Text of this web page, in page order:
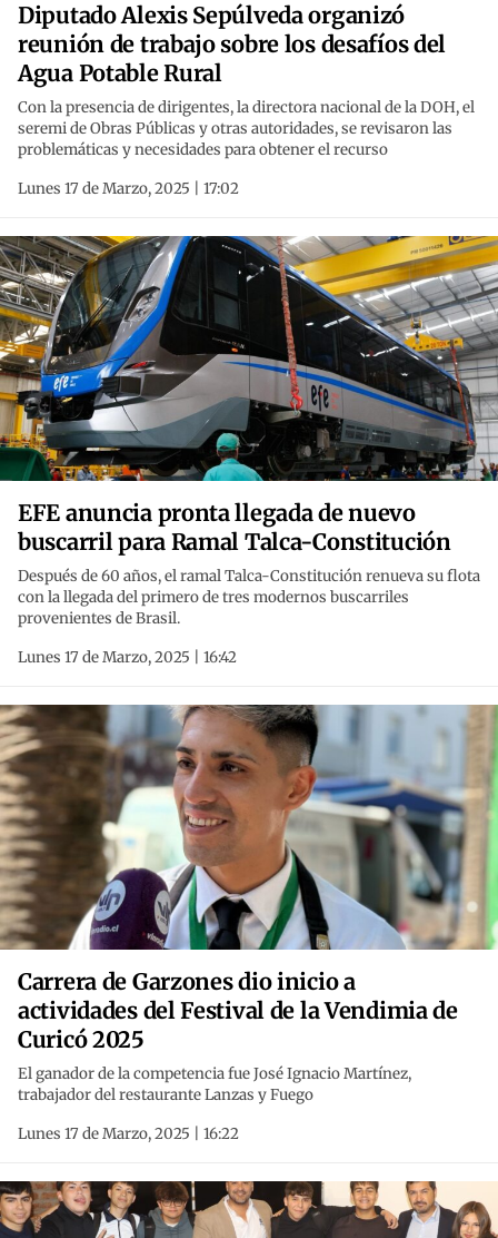
Diputado Alexis Sepúlveda organizó
reunión de trabajo sobre los desafíos del
Agua Potable Rural
Con la presencia de dirigentes, la directora nacional de la DOH, el
seremi de Obras Públicas y otras autoridades, se revisaron las
problemáticas y necesidades para obtener el recurso
Lunes 17 de Marzo, 2025 | 17:02
EFE anuncia pronta llegada de nuevo
buscarril para Ramal Talca-Constitución
Después de 60 años, el ramal Talca-Constitución renueva su flota
con la llegada del primero de tres modernos buscarriles
provenientes de Brasil.
Lunes 17 de Marzo, 2025 | 16:42
Carrera de Garzones dio inicio a
actividades del Festival de la Vendimia de
Curicó 2025
El ganador de la competencia fue José Ignacio Martínez,
trabajador del restaurante Lanzas y Fuego
Lunes 17 de Marzo, 2025 | 16:22